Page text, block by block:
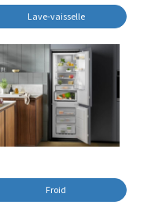
Lave-vaisselle
Froid